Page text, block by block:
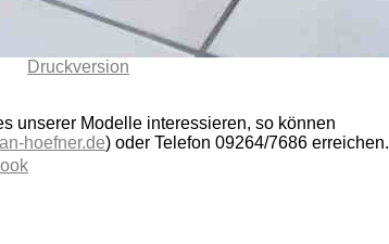
Druckversion
unserer Modelle interessieren, so können
hoefner.de) oder Telefon 09264/7686 erreichen.